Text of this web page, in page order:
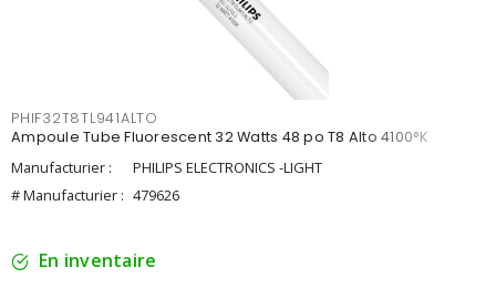
PHIF32T8TL941ALTO
Ampoule Tube Fluorescent 32 Watts 48 po T8 Alto 4100°K
Manufacturier :
PHILIPS ELECTRONICS -LIGHT
# Manufacturier : 479626
En inventaire